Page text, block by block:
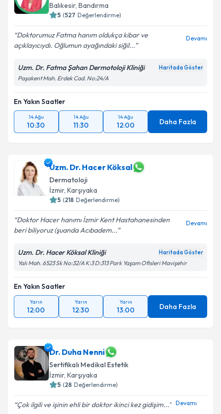
Balıkesir, Bandırma
5 (527 Değerlendirme)
Doktorumuz Fatma hanım oldukça kibar ve
açıklayıcıydı. Oğlumun ayağındaki siğil...
Devamı
Uzm. Dr. Fatma Şahan Dermotoloji Kliniği Haritada Göster
Paşakent Mah. Erdek Cad. No:24/A
En Yakın Saatler
14 Ağu
10:30
14 Ağu
11:30
14 Ağu
12:00 Daha Fazla
Uzm. Dr. Hacer Köksal
Dermatoloji
İzmir, Karşıyaka
5 (218 Değerlendirme)
Doktor Hacer hanımı İzmir Kent Hastahanesinden
beri biliyoruz (şuanda Acıbadem...
Devamı
Uzm. Dr. Hacer Köksal Kliniği Haritada Göster
Yalı Mah. 6523 Sk No:32/A K:3 D:313 Park Yaşam Ofisleri Mavişehir
En Yakın Saatler
Yarın
12:00
Yarın
12:30
Yarın
13:00 Daha Fazla
Dr. Duha Nenni
Sertifikalı Medikal Estetik
İzmir, Karşıyaka
5 (28 Değerlendirme)
Çok ilgili ve işinin ehli bir doktor ikinci kez gidişim... Devamı